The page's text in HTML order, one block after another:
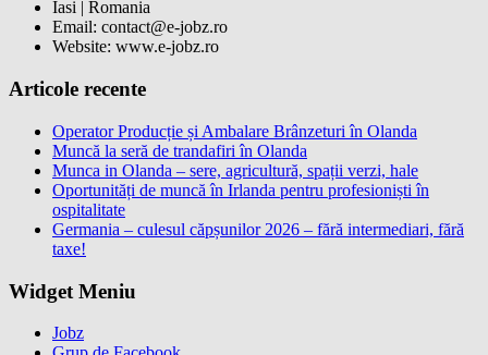
Iasi | Romania
Email: contact@e-jobz.ro
Website: www.e-jobz.ro
Articole recente
Operator Producție și Ambalare Brânzeturi în Olanda
Muncă la seră de trandafiri în Olanda
Munca in Olanda – sere, agricultură, spații verzi, hale
Oportunități de muncă în Irlanda pentru profesioniști în
ospitalitate
Germania – culesul căpșunilor 2026 – fără intermediari, fără
taxe!
Widget Meniu
Jobz